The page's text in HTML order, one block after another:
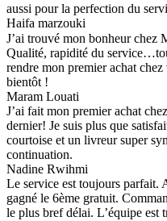
aussi pour la perfection du
Haifa marzouki
J’ai trouvé mon bonheur
Qualité, rapidité du
rendre mon premier achat
bientôt !
Maram Louati
J’ai fait mon premier achat
dernier! Je suis plus que
courtoise et un livreur super
continuation.
Nadine Rwihmi
Le service est toujours parfait.
gagné le 6ème gratuit.
le plus bref délai. L’équipe est